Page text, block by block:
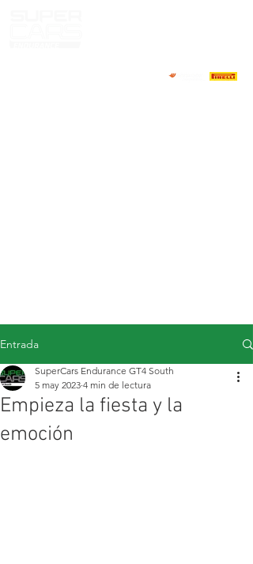
Entrada
Empieza la fiesta y la
emoción
SuperCars Endurance GT4 South
5 may 2023 4 min de lectura